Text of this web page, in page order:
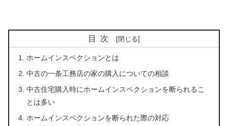
目次
ホームインスペクションとは
中古の一条工務店の家の購入についての相談
中古住宅購入時にホームインスペクションを断られるこ
とは多い
ホームインスペクションを断られた際の対応